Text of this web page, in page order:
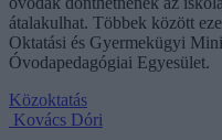
átalakulhat. Többek között
Oktatási és Gyermekügyi
Óvodapedagógiai Egyesület.
Közoktatás
Kovács Dóri